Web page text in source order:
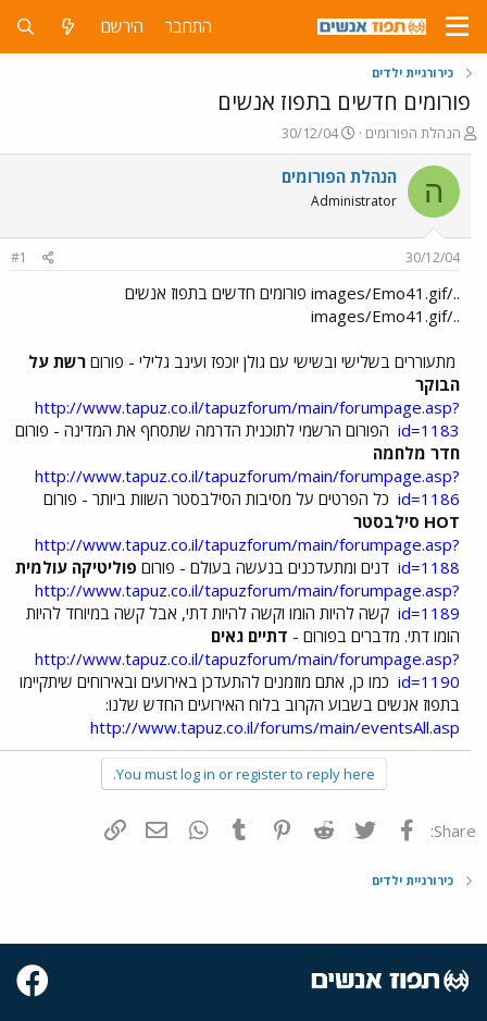
התחבר הירשם
כירורגיית ילדים
פורומים חדשים בתפוז אנשים
פ
ו
ת
ח
ה
ש
הנהלת הפורומים
פ
ו
ר
ם
ר
י
ך
30/12/04
ה הנהלת הפורומים
Administrator
30/12/04
#1
../images/Emo41.gif פורומים חדשים בתפוז אנשים
../images/Emo41.gif
מתעוררים בשלישי ובשישי עם גולן יוכפז ועינב גלילי - פורום רשת על
הבוקר
http://www.tapuz.co.il/tapuzforum/main/forumpage.asp?
id=1183 הפורום הרשמי לתוכנית הדרמה שתסחף את המדינה - פורום
חדר מלחמה
http://www.tapuz.co.il/tapuzforum/main/forumpage.asp?
id=1186 כל הפרטים על מסיבות הסילבסטר השוות ביותר - פורום
HOT סילבסטר
http://www.tapuz.co.il/tapuzforum/main/forumpage.asp?
id=1188 דנים ומתעדכנים בנעשה בעולם - פורום פוליטיקה עולמית
http://www.tapuz.co.il/tapuzforum/main/forumpage.asp?
id=1189 קשה להיות הומו וקשה להיות דתי, אבל קשה במיוחד להיות
הומו דתי. מדברים בפורום - דתיים גאים
http://www.tapuz.co.il/tapuzforum/main/forumpage.asp?
id=1190 כמו כן, אתם מוזמנים להתעדכן באירועים ובאירוחים שיתקיימו
בתפוז אנשים בשבוע הקרוב בלוח האירועים החדש שלנו:
http://www.tapuz.co.il/forums/main/eventsAll.asp
You must log in or register to reply here.
Share: פייסבוק Twitter
Reddit
Pinterest
Tumblr
WhatsAppדואר אלקטרוני
כירורגיית ילדים